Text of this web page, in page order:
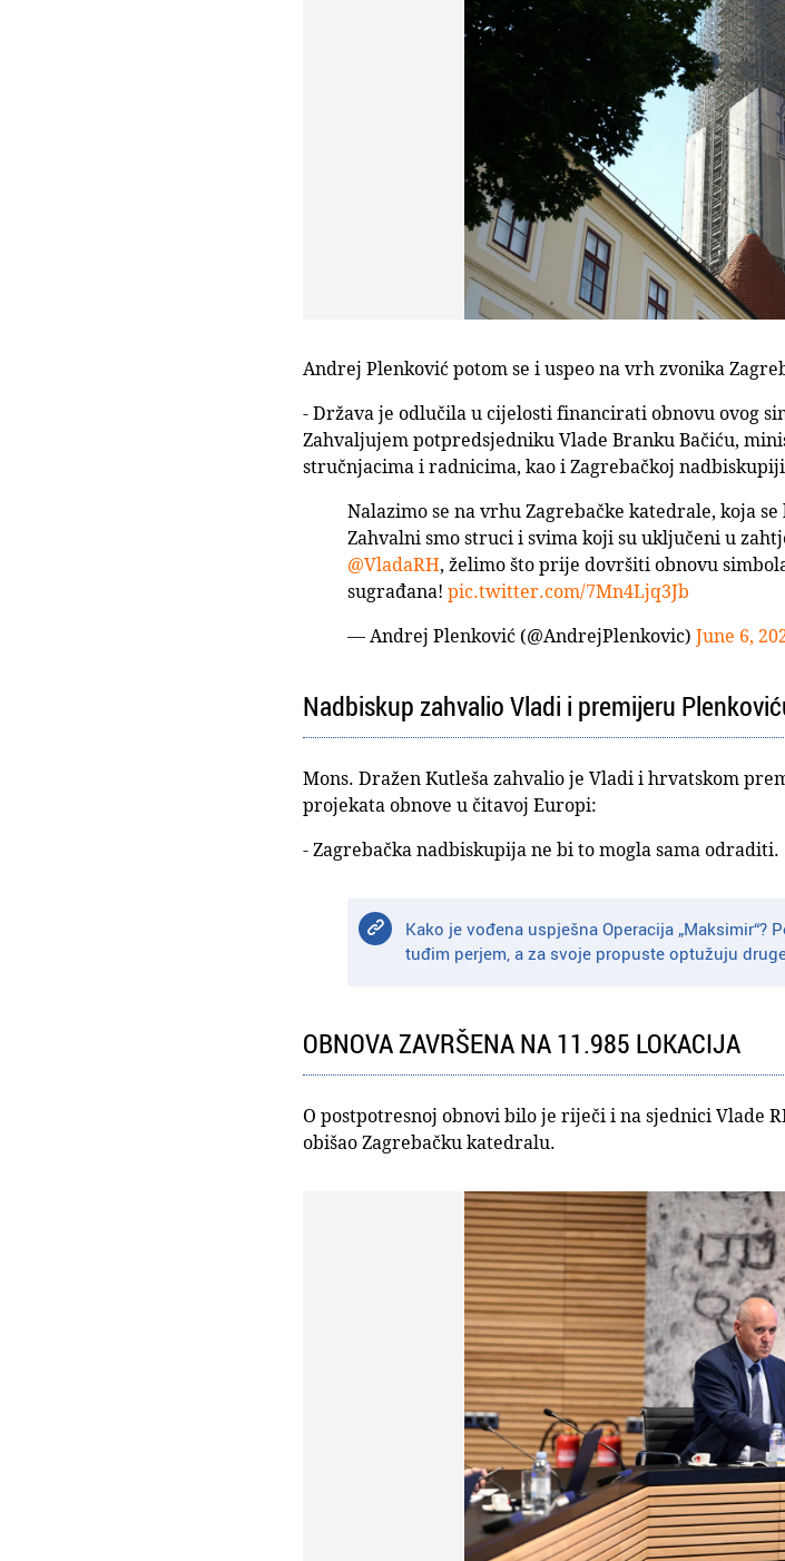
Andrej Plenković potom se i uspeo na vrh zvonika
- Država je odlučila u cijelosti financirati obnovu ovog
Zahvaljujem potpredsjedniku Vlade Branku Bačiću,
stručnjacima i radnicima, kao i Zagrebačkoj
Nalazimo se na vrhu Zagrebačke katedrale, koja
Zahvalni smo struci i svima koji su uključeni u
@VladaRH, želimo što prije dovršiti obnovu
sugrađana! pic.twitter.com/7Mn4Ljq3Jb
— Andrej Plenković (@AndrejPlenkovic) June 6,
Nadbiskup zahvalio Vladi i premijeru
Mons. Dražen Kutleša zahvalio je Vladi i hrvatskom
projekata obnove u čitavoj Europi:
- Zagrebačka nadbiskupija ne bi to mogla sama odraditi.
Kako je vođena uspješna Operacija „Maksimir“?
tuđim perjem, a za svoje propuste optužuju
OBNOVA ZAVRŠENA NA 11.985 LOKACIJA
O postpotresnoj obnovi bilo je riječi i na sjednici Vlade
obišao Zagrebačku katedralu.